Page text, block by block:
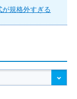
規格外すぎる